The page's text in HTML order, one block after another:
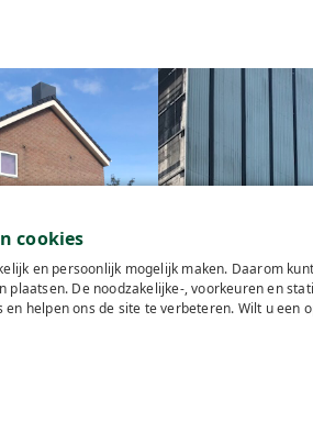
van Lefier in
Asbestsanering
cookies
en persoonlijk mogelijk maken. Daarom
plaatsen. De noodzakelijke-, voorkeuren en
helpen ons de site te verbeteren. Wilt u een